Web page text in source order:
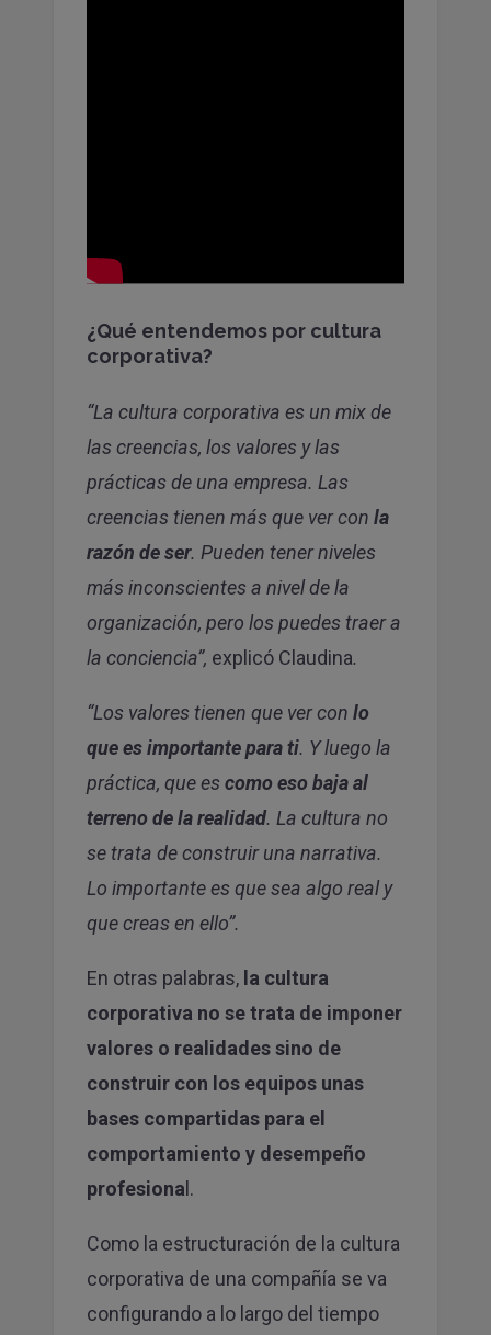
¿Qué entendemos por cultura
corporativa?
“La cultura corporativa es un mix de
las creencias, los valores y las
prácticas de una empresa. Las
creencias tienen más que ver con la
razón de ser. Pueden tener niveles
más inconscientes a nivel de la
organización, pero los puedes traer a
la conciencia”, explicó Claudina.
“Los valores tienen que ver con lo
que es importante para ti. Y luego la
práctica, que es como eso baja al
terreno de la realidad. La cultura no
se trata de construir una narrativa.
Lo importante es que sea algo real y
que creas en ello”.
En otras palabras, la cultura
corporativa no se trata de imponer
valores o realidades sino de
construir con los equipos unas
bases compartidas para el
comportamiento y desempeño
profesional.
Como la estructuración de la cultura
corporativa de una compañía se va
configurando a lo largo del tiempo